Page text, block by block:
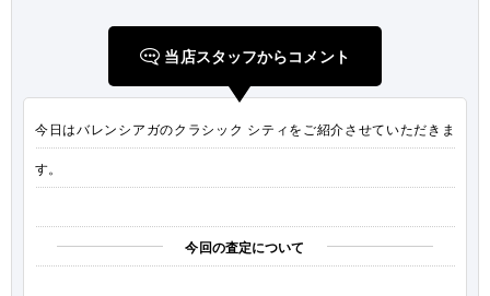
当店スタッフからコメント
今日はバレンシアガのクラシック シティをご紹介させていただきま
す。
今回の査定について